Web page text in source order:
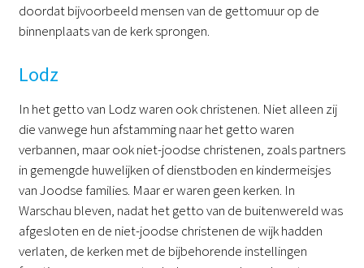
doordat bijvoorbeeld mensen van de gettomuur op de
binnenplaats van de kerk sprongen.
Lodz
In het getto van Lodz waren ook christenen. Niet alleen zij
die vanwege hun afstamming naar het getto waren
verbannen, maar ook niet-joodse christenen, zoals partners
in gemengde huwelijken of dienstboden en kindermeisjes
van Joodse families. Maar er waren geen kerken. In
Warschau bleven, nadat het getto van de buitenwereld was
afgesloten en de niet-joodse christenen de wijk hadden
verlaten, de kerken met de bijbehorende instellingen